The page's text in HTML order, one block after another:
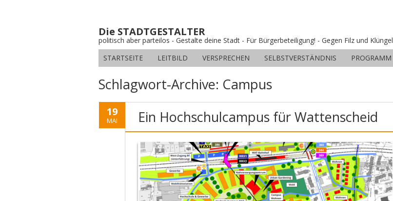
Die STADTGESTALTER
politisch aber parteilos - Gestalte deine Stadt - Für Bürgerbeteiligung! - Gegen Filz und Klüngel
STARTSEITE
LEITBILD VERSPRECHEN SELBSTVERSTÄNDNIS PROGRAMM
Schlagwort-Archive: Campus
19
MAI Ein Hochschulcampus für Wattenscheid